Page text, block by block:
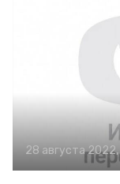
28 августа